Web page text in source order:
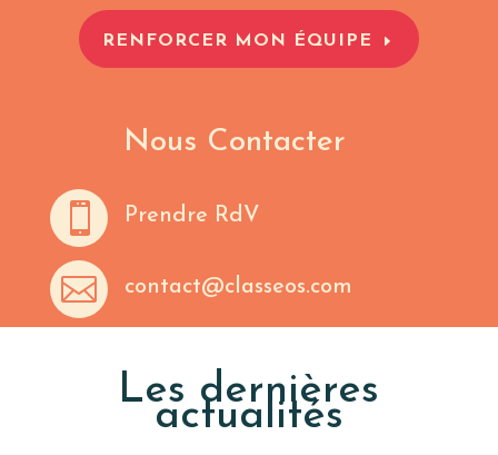
RENFORCER MON ÉQUIPE
Nous Contacter
 Prendre RdV
 contact@classeos.com
Les dernières
actualités